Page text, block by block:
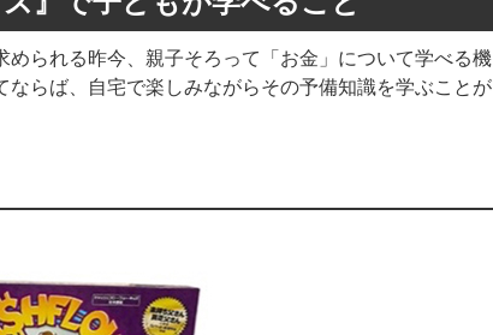
められる昨今、親子そろって「お金」について学べる機
らば、自宅で楽しみながらその予備知識を学ぶことが